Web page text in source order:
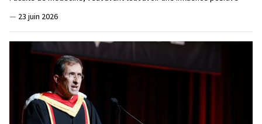
— 23 juin 2026